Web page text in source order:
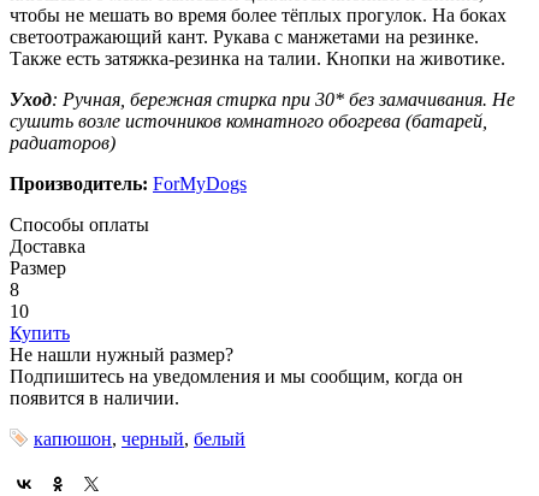
чтобы не мешать во время более тёплых прогулок. На боках
светоотражающий кант. Рукава с манжетами на резинке.
Также есть затяжка-резинка на талии. Кнопки на животике.
Уход: Ручная, бережная стирка при 30* без замачивания. Не
сушить возле источников комнатного обогрева (батарей,
радиаторов)
Производитель: ForMyDogs
Способы оплаты
Доставка
Размер
8
10
Купить
Не нашли нужный размер?
Подпишитесь на уведомления и мы сообщим, когда он
появится в наличии.
капюшон, черный, белый